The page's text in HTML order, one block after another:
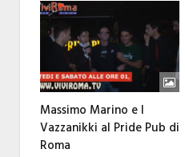
Massimo Marino e I
Vazzanikki al Pride Pub di
Roma